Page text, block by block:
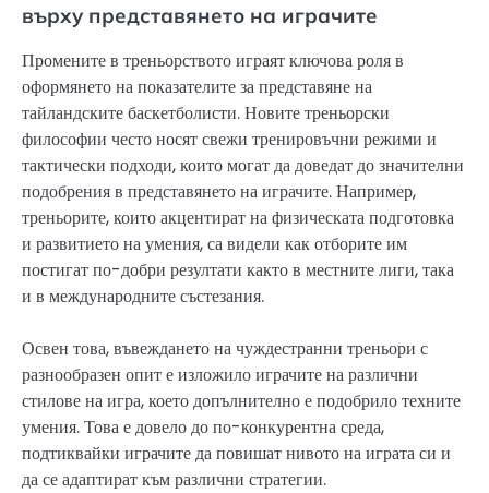
върху представянето на играчите
Промените в треньорството играят ключова роля в
оформянето на показателите за представяне на
тайландските баскетболисти. Новите треньорски
философии често носят свежи тренировъчни режими и
тактически подходи, които могат да доведат до значителни
подобрения в представянето на играчите. Например,
треньорите, които акцентират на физическата подготовка
и развитието на умения, са видели как отборите им
постигат по-добри резултати както в местните лиги, така
и в международните състезания.
Освен това, въвеждането на чуждестранни треньори с
разнообразен опит е изложило играчите на различни
стилове на игра, което допълнително е подобрило техните
умения. Това е довело до по-конкурентна среда,
подтиквайки играчите да повишат нивото на играта си и
да се адаптират към различни стратегии.